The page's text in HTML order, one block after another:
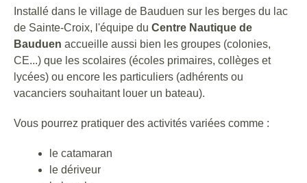
BIRDYFISH
FOIL
17
AOÛT
STAGE CATAMARAN DE 11 À 17
ANS ET ADULTES
de 16h à 18h
Ce stage s'adresse aux jeunes de 11 à 17 ans et
aux adultes Il se déroule du lundi au mercredi de
Installé dans le village de Bauduen sur les berges du lac
de Sainte-Croix, l'équipe du Centre Nautique de
Bauduen accueille aussi bien les groupes (colonies,
CE...) que les scolaires (écoles primaires, collèges et
lycées) ou encore les particuliers (adhérents ou
vacanciers souhaitant louer un bateau).
Vous pourrez pratiquer des activités variées comme :
le catamaran
le dériveur